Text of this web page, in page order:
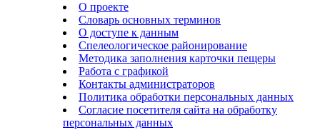
О проекте
Словарь основных терминов
О доступе к данным
Спелеологическое районирование
Методика заполнения карточки пещеры
Работа с графикой
Контакты администраторов
Политика обработки персональных данных
Согласие посетителя сайта на обработку
персональных данных